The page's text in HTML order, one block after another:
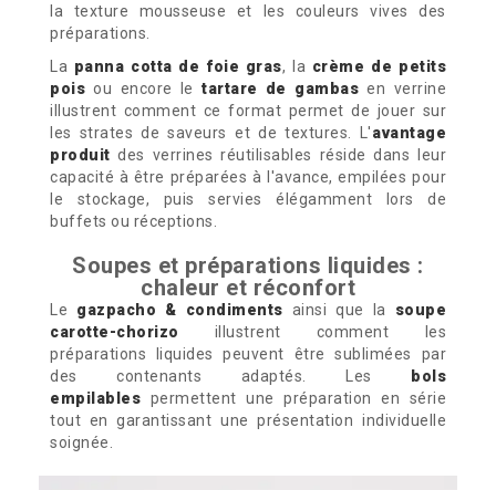
la texture mousseuse et les couleurs vives des
préparations.
La panna cotta de foie gras, la crème de petits
pois ou encore le tartare de gambas en verrine
illustrent comment ce format permet de jouer sur
les strates de saveurs et de textures. L'avantage
produit des verrines réutilisables réside dans leur
capacité à être préparées à l'avance, empilées pour
le stockage, puis servies élégamment lors de
buffets ou réceptions.
Soupes et préparations liquides :
chaleur et réconfort
Le gazpacho & condiments ainsi que la soupe
carotte-chorizo illustrent comment les
préparations liquides peuvent être sublimées par
des contenants adaptés. Les
bols
empilables permettent une préparation en série
tout en garantissant une présentation individuelle
soignée.